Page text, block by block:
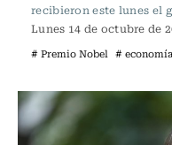
recibieron este lunes el
Lunes 14 de octubre de
# Premio Nobel # economía